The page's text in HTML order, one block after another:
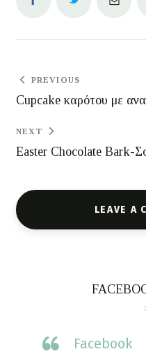
PREVIOUS
Cupcake καρότου με
NEXT
Easter Chocolate Bark-
LEAVE A
Facebook